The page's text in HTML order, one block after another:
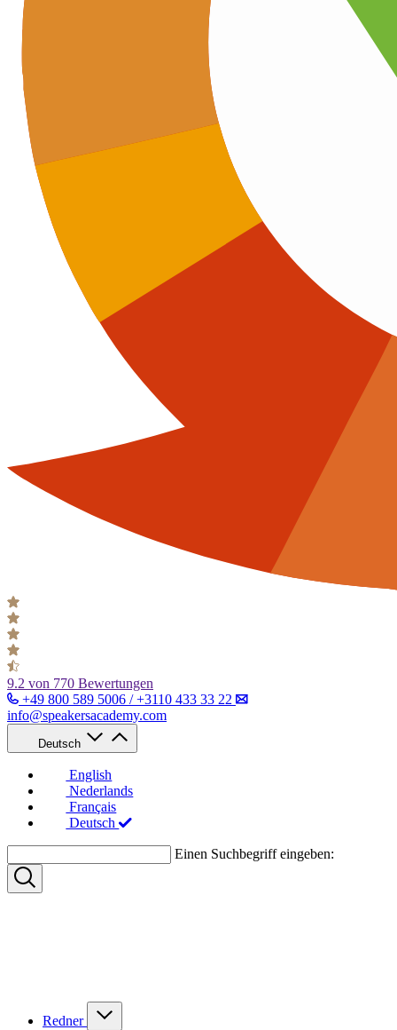
9.2 von 770 Bewertungen
+49 800 589 5006 / +3110 433 33 22
info@speakersacademy.com
Deutsch
English
Nederlands
Français
Deutsch
Einen Suchbegriff eingeben:
Redner